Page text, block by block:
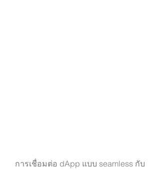
การเชื่อมต่อ dApp แบบ seamless กับ